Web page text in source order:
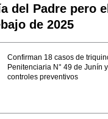
del Padre pero
de 2025
Confirman 18 casos de
Penitenciaria N° 49 de Junín
controles preventivos